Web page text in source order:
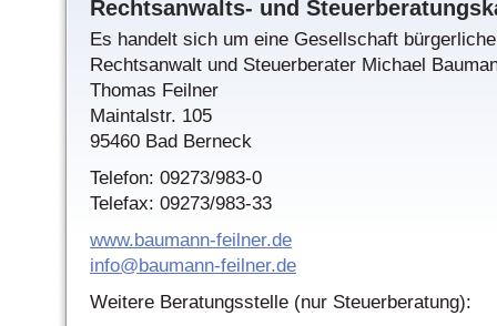
Rechtsanwalts- und
Es handelt sich um eine Gesellschaft
Rechtsanwalt und Steuerberater Michael
Thomas Feilner
Maintalstr. 105
95460 Bad Berneck
Telefon: 09273/983-0
Telefax: 09273/983-33
www.baumann-feilner.de
info@baumann-feilner.de
Weitere Beratungsstelle (nur Steuerberatung):